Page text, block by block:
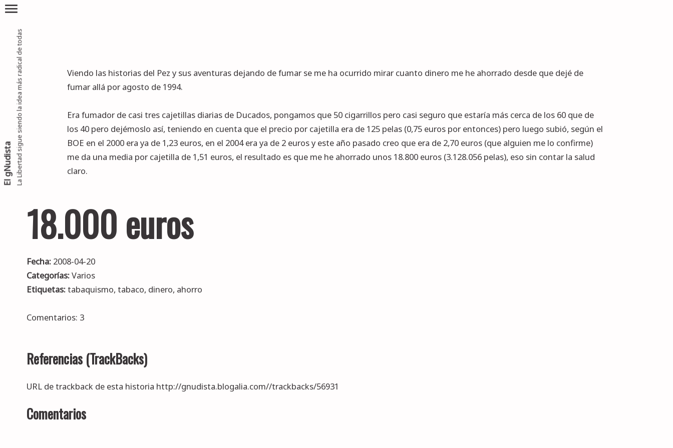
El gNudistaLa Libertad sigue siendo la idea más radical de todas
menu
Viendo las historias del Pez y sus aventuras dejando de fumar se me ha ocurrido mirar cuanto dinero me he ahorrado desde que dejé de
fumar allá por agosto de 1994.
Era fumador de casi tres cajetillas diarias de Ducados, pongamos que 50 cigarrillos pero casi seguro que estaría más cerca de los 60 que de
los 40 pero dejémoslo así, teniendo en cuenta que el precio por cajetilla era de 125 pelas (0,75 euros por entonces) pero luego subió, según el
BOE en el 2000 era ya de 1,23 euros, en el 2004 era ya de 2 euros y este año pasado creo que era de 2,70 euros (que alguien me lo confirme)
me da una media por cajetilla de 1,51 euros, el resultado es que me he ahorrado unos 18.800 euros (3.128.056 pelas), eso sin contar la salud
claro.
18.000 euros
Fecha: 2008-04-20
Categorías:Varios
Etiquetas:tabaquismo,tabaco, dinero, ahorro
Comentarios: 3
Referencias (TrackBacks)
URL de trackback de esta historia http://gnudista.blogalia.com//trackbacks/56931
Comentarios